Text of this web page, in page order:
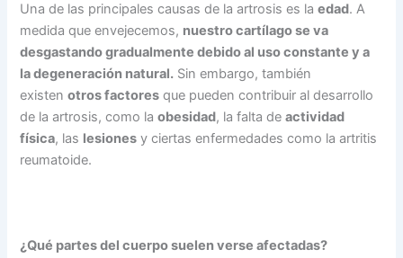
Una de las principales causas de la artrosis es laedad. A
medida que envejecemos, nuestro cartílago se va
desgastando gradualmente debido al uso constante y a
la degeneración natural. Sin embargo, también
existenotros factores que pueden contribuir al desarrollo
de la artrosis, como laobesidad, la falta deactividad
física, las lesiones y ciertas enfermedades como la artritis
reumatoide.
¿Qué partes del cuerpo suelen verse afectadas?